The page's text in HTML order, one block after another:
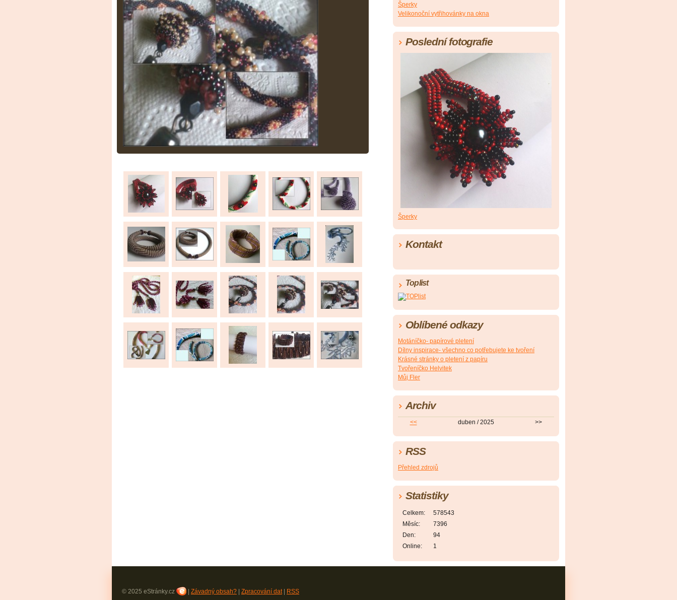
Šperky
Velikonoční vytřihovánky na okna
Poslední fotografie
Šperky
Kontakt
Toplist
Oblíbené odkazy
Motáníčko- papírové pletení
Dílny inspirace- všechno co potřebujete ke tvoření
Krásné stránky o pletení z papíru
Tvořeníčko Helvitek
Můj Fler
Archiv
<< duben / 2025 >>
RSS
Přehled zdrojů
Statistiky
Online: 1
Celkem:
578543
Měsíc:
7396
Den:
94
© 2025 eStránky.cz Závadný obsah? Zpracování dat| RSS